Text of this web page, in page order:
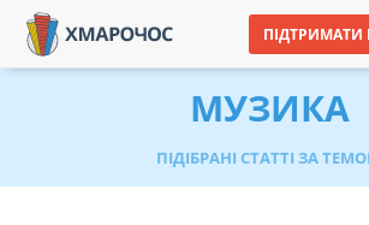
МУЗИКА
ПІДІБРАНІ СТАТТІ ЗА